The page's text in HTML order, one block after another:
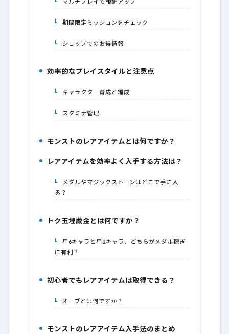
2-3.マルチプレイで報酬アップ
2-4.期間限定ミッションをチェック
2-5.ショップでのお得情報
3.効率的なプレイスタイルと注意点
3-1.キャラクター育成と編成
3-2.スタミナ管理
モンストのレアアイテムとは何ですか？
レアアイテムを効率よく入手する方法は？
5-1.メダルやマジックストーンはどこで手に入
る？
トク玉埋蔵金とは何ですか？
6-1.星6キャラと星2キャラ、どちらがメダル稼ぎ
に有利？
7.初心者でもレアアイテムは取得できる？
7-1.オーブとは何ですか？
モンストのレアアイテム入手法のまとめ